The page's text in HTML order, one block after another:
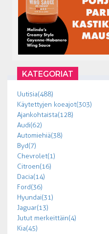
KATEGORIAT
Uutisia (488)
Käytettyjen koeajot (303)
Ajankohtaista (128)
Audi (62)
Automiehiä (38)
Byd (7)
Chevrolet (1)
Citroen (16)
Dacia (14)
Ford (36)
Hyundai (31)
Jaguar (13)
Jutut merkeittäin (4)
Kia (45)